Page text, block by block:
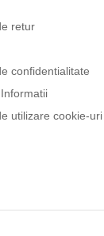
retur
confidentialitate
utilizare cookie-uri